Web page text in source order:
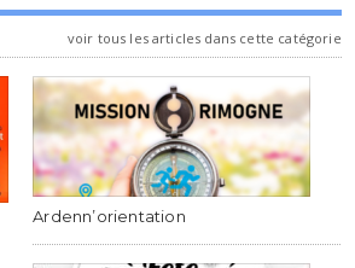
voir tous les articles dans cette catégorie
Ardenn’orientation